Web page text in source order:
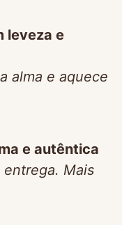
leveza e
alma e aquece
e autêntica
Mais